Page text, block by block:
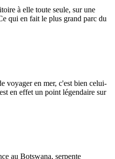
à elle toute seule, sur une
qui en fait le plus grand parc du
voyager en mer, c'est bien celui-
en effet un point légendaire sur
au Botswana, serpente